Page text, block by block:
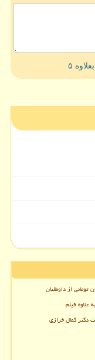
علاوه فیلم
کمال خرازی